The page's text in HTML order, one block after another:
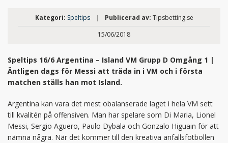
Kategori: Speltips | Publicerad av: Tipsbetting.se
15/06/2018
Speltips 16/6 Argentina – Island VM Grupp D Omgång 1 |
Äntligen dags för Messi att träda in i VM och i första
matchen ställs han mot Island.
Argentina kan vara det mest obalanserade laget i hela VM sett
till kvalitén på offensiven. Man har spelare som Di Maria, Lionel
Messi, Sergio Aguero, Paulo Dybala och Gonzalo Higuain för att
nämna några. När det kommer till den kreativa anfallsfotbollen